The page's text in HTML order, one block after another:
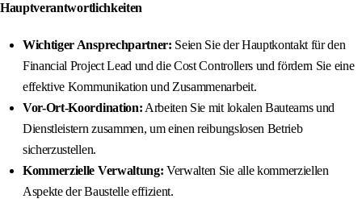
Hauptverantwortlichkeiten
Wichtiger Ansprechpartner: Seien Sie der Hauptkontakt für den
Financial Project Lead und die Cost Controllers und fördern Sie eine
effektive Kommunikation und Zusammenarbeit.
Vor-Ort-Koordination: Arbeiten Sie mit lokalen Bauteams und
Dienstleistern zusammen, um einen reibungslosen Betrieb
sicherzustellen.
Kommerzielle Verwaltung: Verwalten Sie alle kommerziellen
Aspekte der Baustelle effizient.